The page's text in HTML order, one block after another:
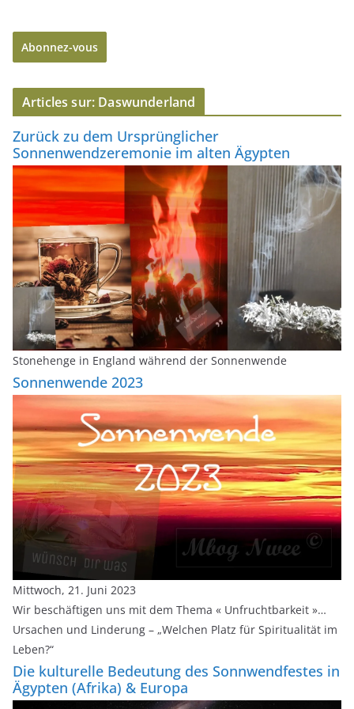
e
e
-
m
a
Abonnez-vous
Articles sur: Daswunderland
Zurück zu dem Ursprünglicher
Sonnenwendzeremonie im alten Ägypten
Stonehenge in England während der Sonnenwende
Sonnenwende 2023
Mittwoch, 21. Juni 2023
Wir beschäftigen uns mit dem Thema « Unfruchtbarkeit »…
Ursachen und Linderung – „Welchen Platz für Spiritualität im
Leben?“
Die kulturelle Bedeutung des Sonnwendfestes in
Ägypten (Afrika) & Europa